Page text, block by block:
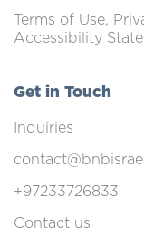
Terms of Use,
Accessibility
Get in Touch
Inquiries
+97233726833
Contact us